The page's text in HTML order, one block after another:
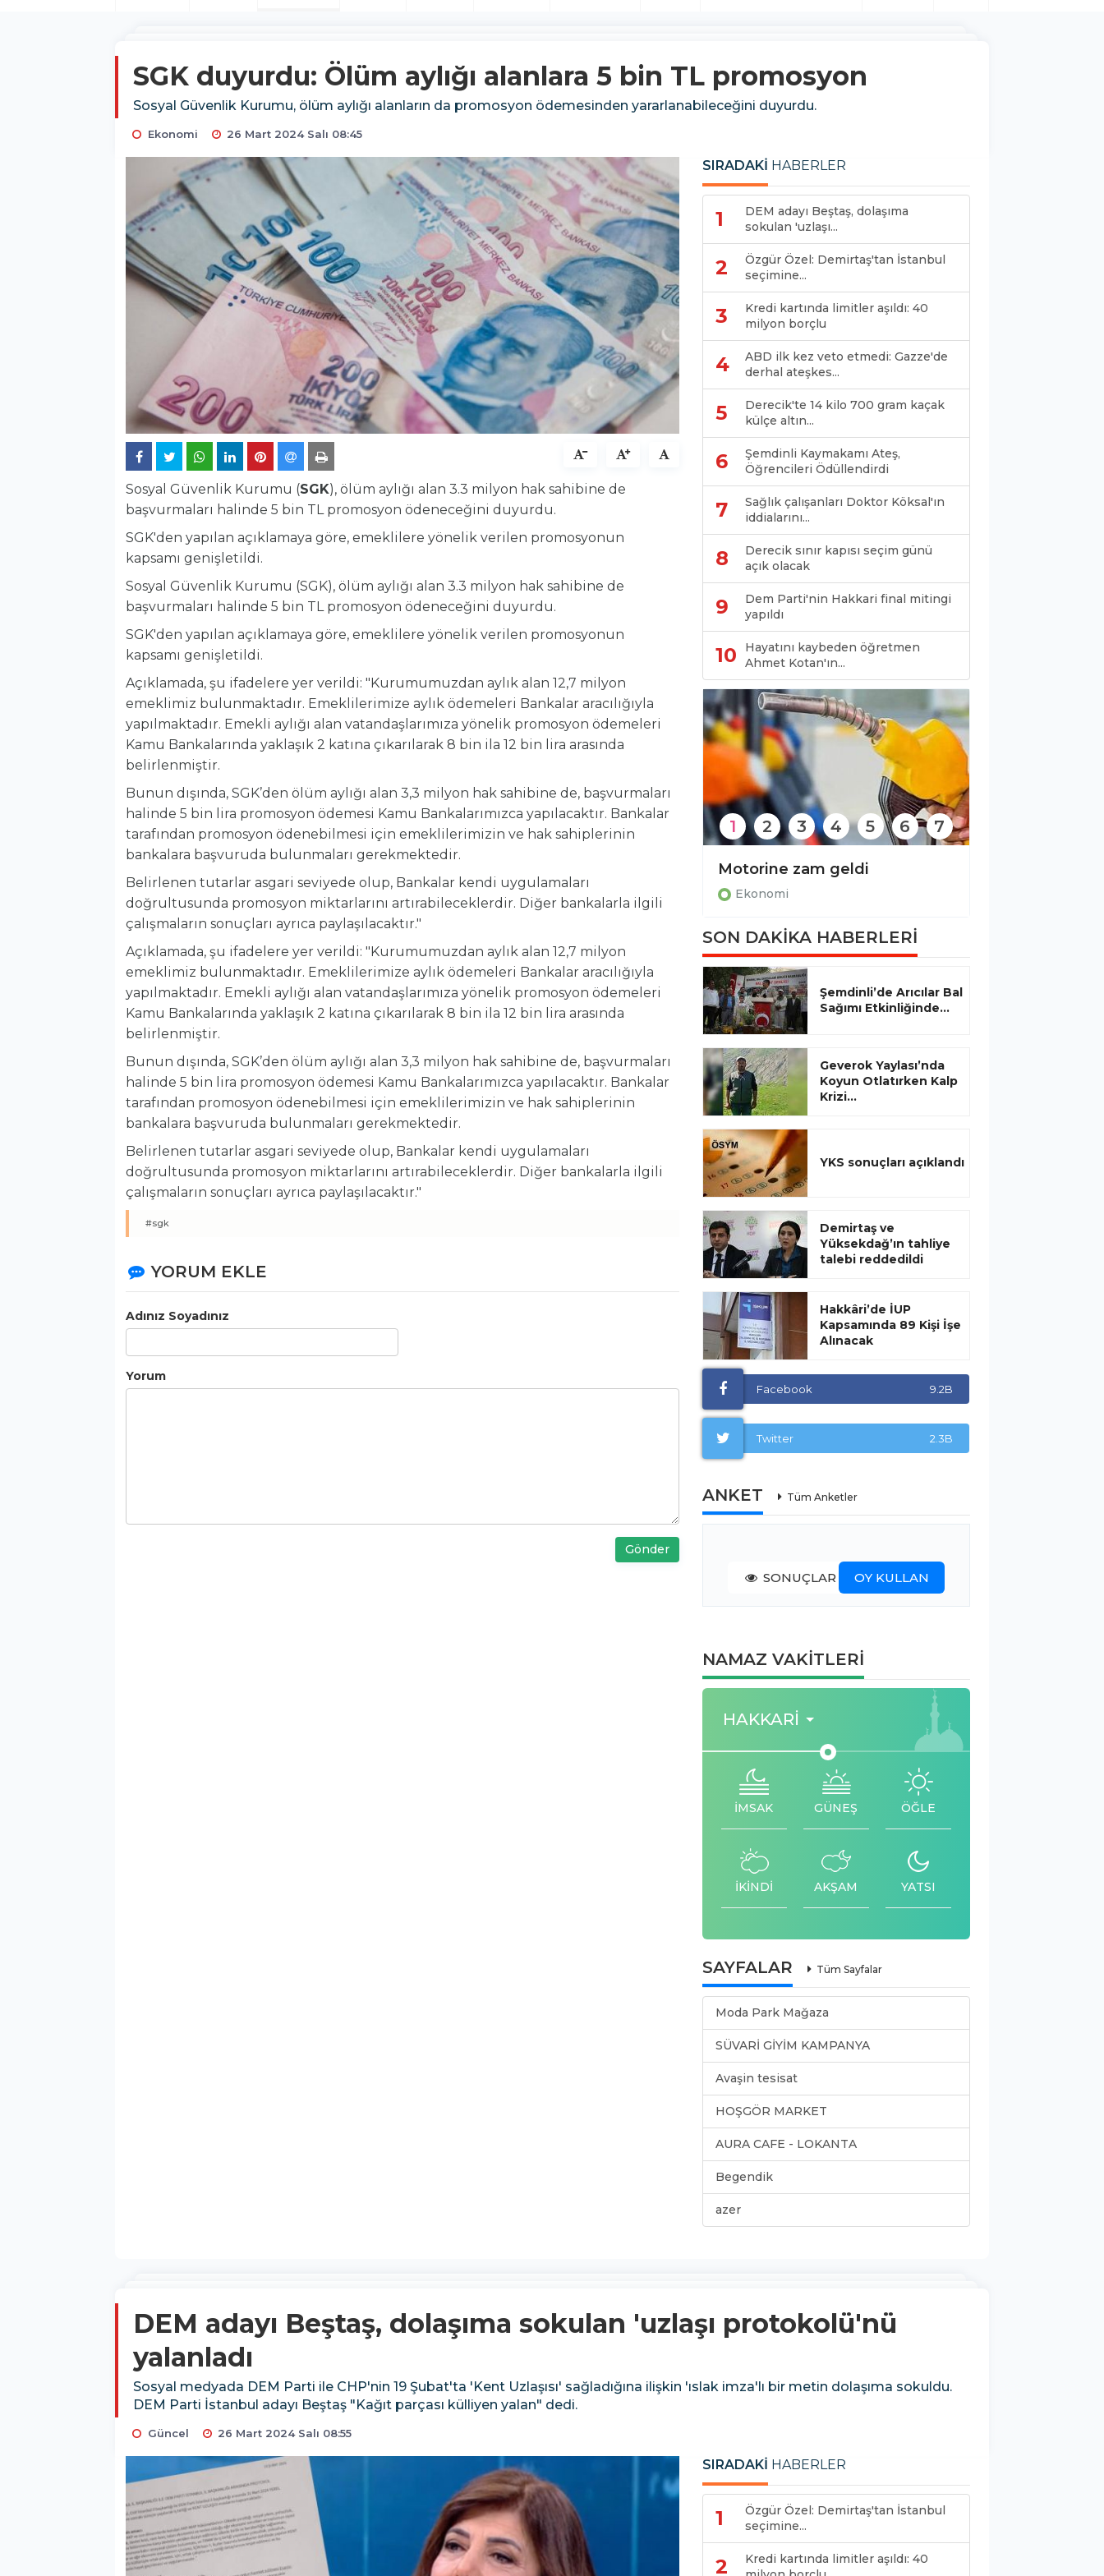
SGK duyurdu: Ölüm aylığı alanlara 5 bin TL promosyon
Sosyal Güvenlik Kurumu, ölüm aylığı alanların da promosyon ödemesinden yararlanabileceğini duyurdu.
Ekonomi 26 Mart 2024 Salı 08:45
Sosyal Güvenlik Kurumu (SGK), ölüm aylığı alan 3.3 milyon hak sahibine de
başvurmaları halinde 5 bin TL promosyon ödeneceğini duyurdu.
SGK'den yapılan açıklamaya göre, emeklilere yönelik verilen promosyonun
kapsamı genişletildi.
Sosyal Güvenlik Kurumu (SGK), ölüm aylığı alan 3.3 milyon hak sahibine de
başvurmaları halinde 5 bin TL promosyon ödeneceğini duyurdu.
SGK'den yapılan açıklamaya göre, emeklilere yönelik verilen promosyonun
kapsamı genişletildi.
Açıklamada, şu ifadelere yer verildi: "Kurumumuzdan aylık alan 12,7 milyon
emeklimiz bulunmaktadır. Emeklilerimize aylık ödemeleri Bankalar aracılığıyla
yapılmaktadır. Emekli aylığı alan vatandaşlarımıza yönelik promosyon ödemeleri
Kamu Bankalarında yaklaşık 2 katına çıkarılarak 8 bin ila 12 bin lira arasında
belirlenmiştir.
Bunun dışında, SGK’den ölüm aylığı alan 3,3 milyon hak sahibine de, başvurmaları
halinde 5 bin lira promosyon ödemesi Kamu Bankalarımızca yapılacaktır. Bankalar
tarafından promosyon ödenebilmesi için emeklilerimizin ve hak sahiplerinin
bankalara başvuruda bulunmaları gerekmektedir.
Belirlenen tutarlar asgari seviyede olup, Bankalar kendi uygulamaları
doğrultusunda promosyon miktarlarını artırabileceklerdir. Diğer bankalarla ilgili
çalışmaların sonuçları ayrıca paylaşılacaktır."
Açıklamada, şu ifadelere yer verildi: "Kurumumuzdan aylık alan 12,7 milyon
emeklimiz bulunmaktadır. Emeklilerimize aylık ödemeleri Bankalar aracılığıyla
yapılmaktadır. Emekli aylığı alan vatandaşlarımıza yönelik promosyon ödemeleri
Kamu Bankalarında yaklaşık 2 katına çıkarılarak 8 bin ila 12 bin lira arasında
belirlenmiştir.
Bunun dışında, SGK’den ölüm aylığı alan 3,3 milyon hak sahibine de, başvurmaları
halinde 5 bin lira promosyon ödemesi Kamu Bankalarımızca yapılacaktır. Bankalar
tarafından promosyon ödenebilmesi için emeklilerimizin ve hak sahiplerinin
bankalara başvuruda bulunmaları gerekmektedir.
Belirlenen tutarlar asgari seviyede olup, Bankalar kendi uygulamaları
doğrultusunda promosyon miktarlarını artırabileceklerdir. Diğer bankalarla ilgili
çalışmaların sonuçları ayrıca paylaşılacaktır."
#sgk
YORUM EKLE
Adınız Soyadınız
Yorum
Gönder
SIRADAKİ HABERLER
1
DEM adayı Beştaş, dolaşıma
sokulan 'uzlaşı...
2
Özgür Özel: Demirtaş'tan İstanbul
seçimine...
3
Kredi kartında limitler aşıldı: 40
milyon borçlu
4
ABD ilk kez veto etmedi: Gazze'de
derhal ateşkes...
5
Derecik'te 14 kilo 700 gram kaçak
külçe altın...
6
Şemdinli Kaymakamı Ateş,
Öğrencileri Ödüllendirdi
7
Sağlık çalışanları Doktor Köksal'ın
iddialarını...
8
Derecik sınır kapısı seçim günü
açık olacak
9
Dem Parti'nin Hakkari final mitingi
yapıldı
10
Hayatını kaybeden öğretmen
Ahmet Kotan'ın...
Ekonomi
Motorine zam geldi
Ekonomi
1 2 3 4 5 6 7
SON DAKİKA HABERLERİ
Şemdinli’de Arıcılar Bal
Sağımı Etkinliğinde...
Geverok Yaylası’nda
Koyun Otlatırken Kalp
Krizi...
YKS sonuçları açıklandı
Demirtaş ve
Yüksekdağ’ın tahliye
talebi reddedildi
Hakkâri’de İUP
Kapsamında 89 Kişi İşe
Alınacak
Facebook 9.2B
Twitter 2.3B
ANKET Tüm Anketler
SONUÇLAR OY KULLAN
NAMAZ VAKİTLERİ
HAKKARI
İMSAK GÜNEŞ ÖĞLE
İKİNDİ AKŞAM YATSI
SAYFALAR Tüm Sayfalar
Moda Park Mağaza
SÜVARİ GİYİM KAMPANYA
Avaşin tesisat
HOŞGÖR MARKET
AURA CAFE - LOKANTA
Begendik
azer
DEM adayı Beştaş, dolaşıma sokulan 'uzlaşı protokolü'nü
yalanladı
Sosyal medyada DEM Parti ile CHP'nin 19 Şubat'ta 'Kent Uzlaşısı' sağladığına ilişkin 'ıslak imza'lı bir metin dolaşıma sokuldu.
DEM Parti İstanbul adayı Beştaş "Kağıt parçası külliyen yalan" dedi.
Güncel 26 Mart 2024 Salı 08:55
SIRADAKİ HABERLER
1
Özgür Özel: Demirtaş'tan İstanbul
seçimine...
2
Kredi kartında limitler aşıldı: 40